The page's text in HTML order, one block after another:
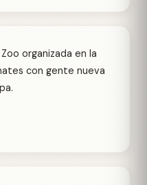
organizada en la
con gente nueva